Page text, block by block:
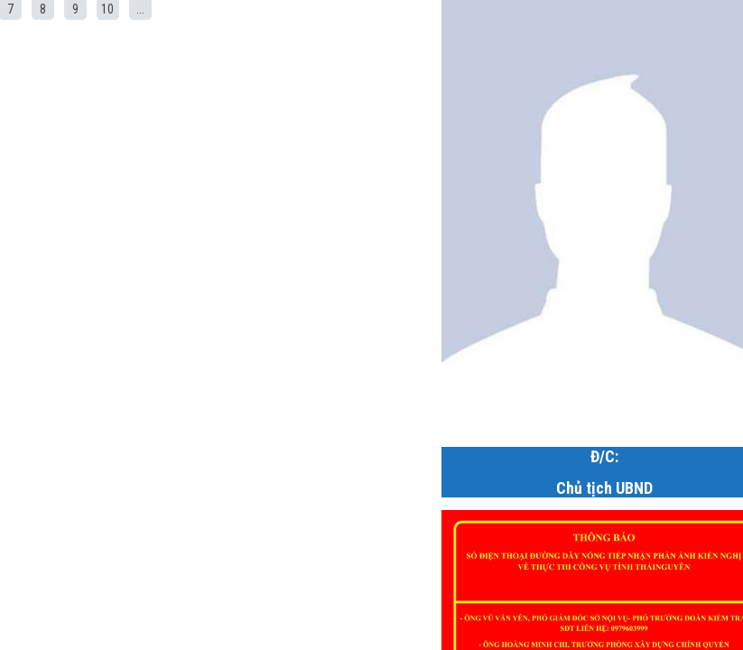
7 8 9 10
Đ/C:
Chủ tịch UBND